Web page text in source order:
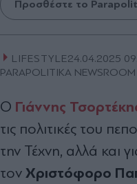
Προσθέστε το
LIFESTYLE24.04.2025
PARAPOLITIKA NEWSROOM
Ο Γιάννης
τις πολιτικές του
την Τέχνη, αλλά και
τον Χριστόφορο